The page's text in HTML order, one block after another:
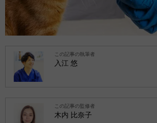
この記事の執筆者
入江 悠
この記事の監修者
木内 比奈子